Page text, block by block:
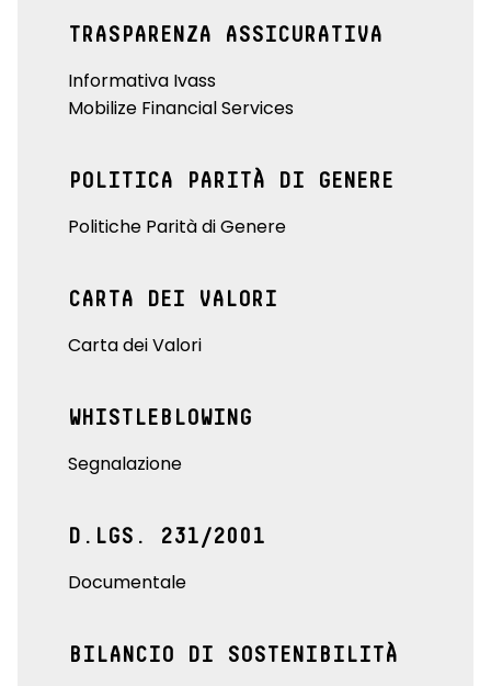
TRASPARENZA ASSICURATIVA
Informativa Ivass
Mobilize Financial Services
POLITICA PARITÀ DI GENERE
Politiche Parità di Genere
CARTA DEI VALORI
Carta dei Valori
WHISTLEBLOWING
Segnalazione
D.LGS. 231/2001
Documentale
BILANCIO DI SOSTENIBILITÀ